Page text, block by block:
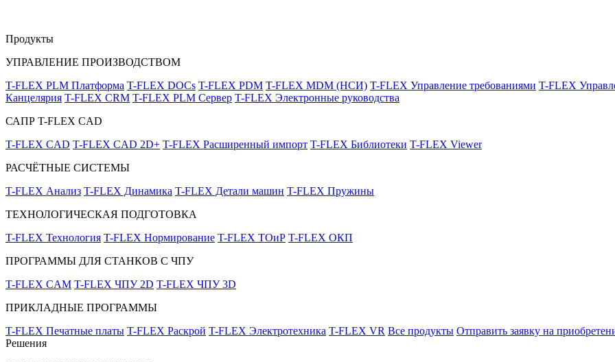
Продукты
УПРАВЛЕНИЕ ПРОИЗВОДСТВОМ
T-FLEX PLM Платформа T-FLEX DOCs T-FLEX PDM T-FLEX MDM (НСИ) T-FLEX Управление требованиями T-FLEX
Канцелярия T-FLEX CRM T-FLEX PLM Сервер T-FLEX Электронные руководства
САПР T-FLEX CAD
T-FLEX CAD T-FLEX CAD 2D+ T-FLEX Расширенный импорт T-FLEX Библиотеки T-FLEX Viewer
РАСЧЁТНЫЕ СИСТЕМЫ
T-FLEX Анализ T-FLEX Динамика T-FLEX Детали машин T-FLEX Пружины
ТЕХНОЛОГИЧЕСКАЯ ПОДГОТОВКА
T-FLEX Технология T-FLEX Нормирование T-FLEX ТОиР T-FLEX ОКП
ПРОГРАММЫ ДЛЯ СТАНКОВ С ЧПУ
T-FLEX CAM T-FLEX ЧПУ 2D T-FLEX ЧПУ 3D
ПРИКЛАДНЫЕ ПРОГРАММЫ
T-FLEX Печатные платы T-FLEX Раскрой T-FLEX Электротехника T-FLEX VR Все продукты Отправить заявку на
Решения